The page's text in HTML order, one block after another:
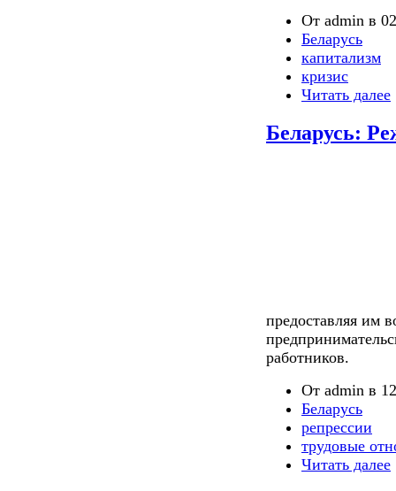
От admin в
Беларусь
капитализм
кризис
Читать далее
Беларусь:
предоставляя им
работников.
От admin в
Беларусь
репрессии
трудовые
Читать далее